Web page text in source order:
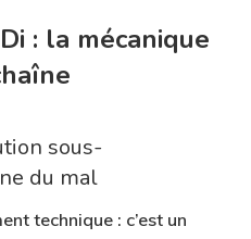
: la mécanique
sous-
du mal
technique : c’est un